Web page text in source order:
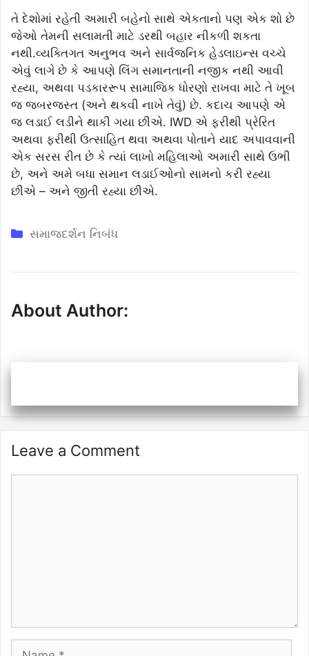
તે દેશોમાં રહેતી અમારી બહેનો સાથે એકતાનો પણ એક શો છે
જેઓ તેમની સલામતી માટે ડરથી બહાર નીકળી શકતા
નથી.વ્યક્તિગત અનુભવ અને સાર્વજનિક હેડલાઇન્સ વચ્ચે
એવું લાગે છે કે આપણે લિંગ સમાનતાની નજીક નથી આવી
રહ્યા, અથવા પડકારરૂપ સામાજિક ધોરણો રાખવા માટે તે ખૂબ
જ જબરજસ્ત (અને થકવી નાખે તેવું) છે. કદાચ આપણે એ
જ લડાઈ લડીને થાકી ગયા છીએ. IWD એ ફરીથી પ્રેરિત
અથવા ફરીથી ઉત્સાહિત થવા અથવા પોતાને યાદ અપાવવાની
એક સરસ રીત છે કે ત્યાં લાખો મહિલાઓ અમારી સાથે ઉભી
છે, અને અમે બધા સમાન લડાઈઓનો સામનો કરી રહ્યા
છીએ – અને જીતી રહ્યા છીએ.
Categories
સમાજદર્શન નિબંધ
About Author:
Leave a Comment
Name